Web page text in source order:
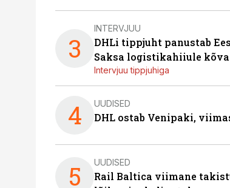
3
INTERVJUU
DHLi tippjuht panustab
Saksa logistikahiiule
Intervjuu tippjuhiga
4 UUDISED
DHL ostab Venipaki,
5 UUDISED
Rail Baltica viimane